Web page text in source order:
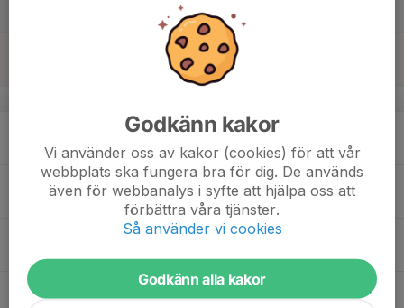
Lagjobb, Norrlandsjord
Makadamvägen 17, Storheden
21:10
Innebandyträning
Örnäset sporthall
Innebandyträning
20 Innebandyträning
Godkänn kakor
Vi använder oss av kakor (cookies) för att vår
webbplats ska fungera bra för dig. De används
även för webbanalys i syfte att hjälpa oss att
förbättra våra tjänster.
Så använder vi cookies
Godkänn alla kakor